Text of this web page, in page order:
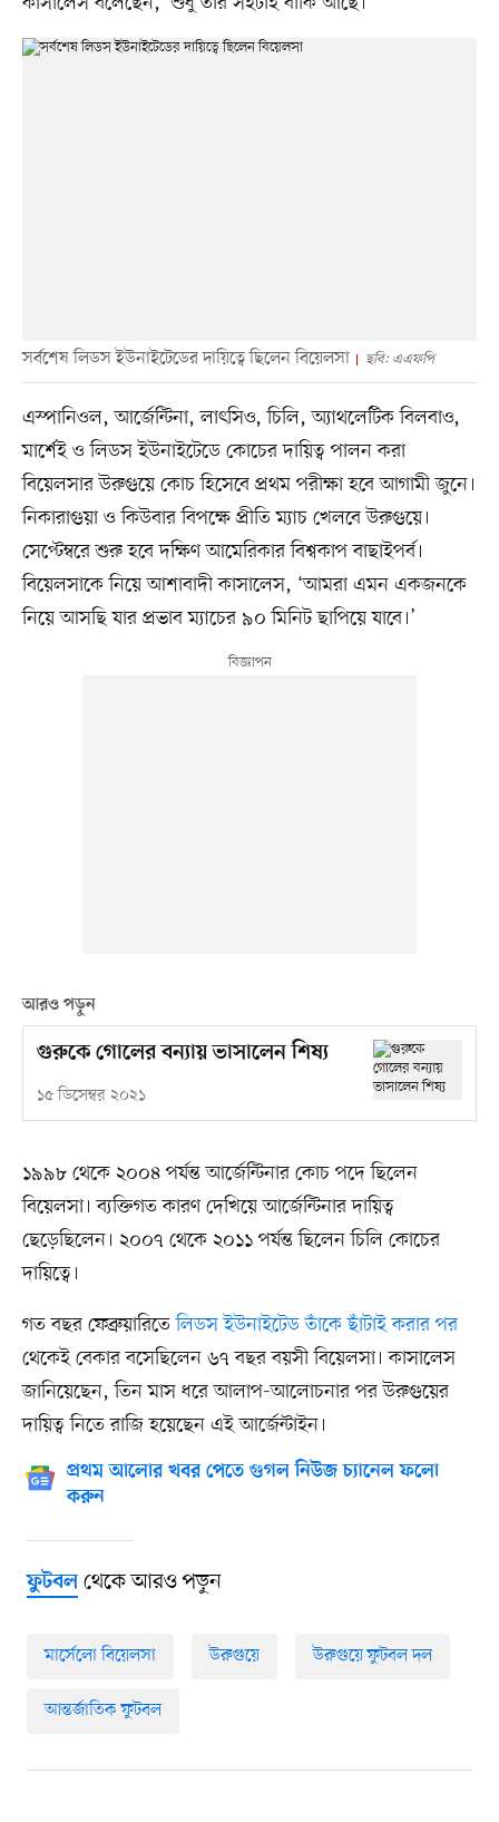
সর্বশেষ লিডস ইউনাইটেডের দায়িত্বে ছিলেন বিয়েলসা ছবি: এএফপি
এস্পানিওল, আর্জেন্টিনা, লাৎসিও, চিলি, অ্যাথলেটিক বিলবাও,
মার্শেই ও লিডস ইউনাইটেডে কোচের দায়িত্ব পালন করা
বিয়েলসার উরুগুয়ে কোচ হিসেবে প্রথম পরীক্ষা হবে আগামী জুনে।
নিকারাগুয়া ও কিউবার বিপক্ষে প্রীতি ম্যাচ খেলবে উরুগুয়ে।
সেপ্টেম্বরে শুরু হবে দক্ষিণ আমেরিকার বিশ্বকাপ বাছাইপর্ব।
বিয়েলসাকে নিয়ে আশাবাদী কাসালেস, ‘আমরা এমন একজনকে
নিয়ে আসছি যার প্রভাব ম্যাচের ৯০ মিনিট ছাপিয়ে যাবে।’
আরও পড়ুন
গুরুকে গোলের বন্যায় ভাসালেন শিষ্য
১৫ ডিসেম্বর ২০২১
১৯৯৮ থেকে ২০০৪ পর্যন্ত আর্জেন্টিনার কোচ পদে ছিলেন
বিয়েলসা। ব্যক্তিগত কারণ দেখিয়ে আর্জেন্টিনার দায়িত্ব
ছেড়েছিলেন। ২০০৭ থেকে ২০১১ পর্যন্ত ছিলেন চিলি কোচের
দায়িত্বে।
গত বছর ফেব্রুয়ারিতেলিডস ইউনাইটেড তাঁকে ছাঁটাই করার পর
থেকেই বেকার বসেছিলেন ৬৭ বছর বয়সী বিয়েলসা। কাসালেস
জানিয়েছেন, তিন মাস ধরে আলাপ-আলোচনার পর উরুগুয়ের
দায়িত্ব নিতে রাজি হয়েছেন এই আর্জেন্টাইন।
প্রথম আলোর খবর পেতে গুগল নিউজ চ্যানেল ফলো
করুন
ফুটবলথেকে আরও পড়ুন
মার্সেলো বিয়েলসা উরুগুয়ে উরুগুয়ে ফুটবল দল
আন্তর্জাতিক ফুটবল